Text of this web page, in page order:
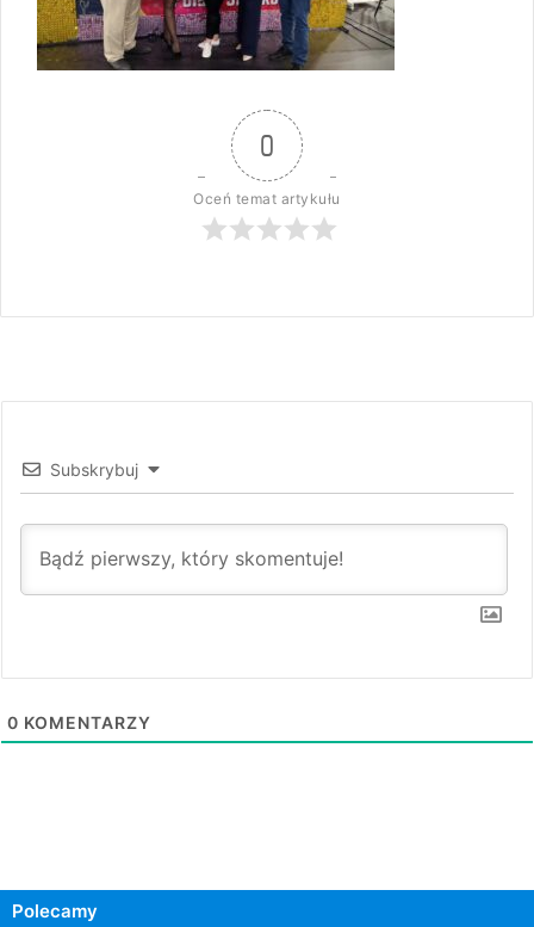
0
Oceń temat artykułu
Subskrybuj
0 KOMENTARZY
Polecamy